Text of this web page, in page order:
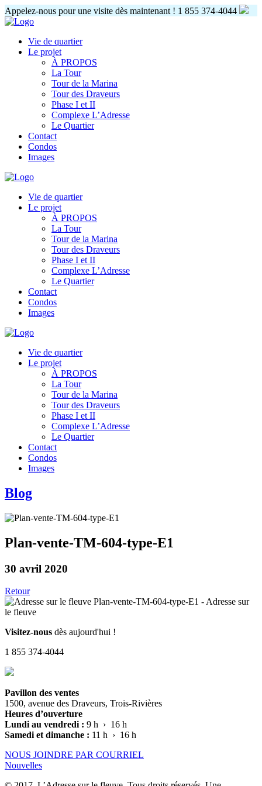
Appelez-nous pour une visite dès maintenant ! 1 855 374-4044
Vie de quartier
Le projet
À PROPOS
La Tour
Tour de la Marina
Tour des Draveurs
Phase I et II
Complexe L’Adresse
Le Quartier
Contact
Condos
Images
Vie de quartier
Le projet
À PROPOS
La Tour
Tour de la Marina
Tour des Draveurs
Phase I et II
Complexe L’Adresse
Le Quartier
Contact
Condos
Images
Vie de quartier
Le projet
À PROPOS
La Tour
Tour de la Marina
Tour des Draveurs
Phase I et II
Complexe L’Adresse
Le Quartier
Contact
Condos
Images
Blog
Plan-vente-TM-604-type-E1
30 avril 2020
Retour
Visitez-nous dès aujourd'hui !
1 855 374-4044
Pavillon des ventes
1500, avenue des Draveurs, Trois-Rivières
Heures d’ouverture
Lundi au vendredi : 9 h › 16 h
Samedi et dimanche : 11 h › 16 h
NOUS JOINDRE PAR COURRIEL
Nouvelles